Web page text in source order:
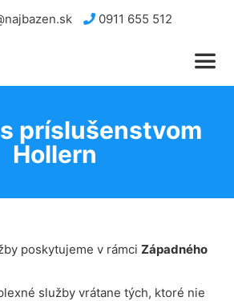
0911 655 512
príslušenstvom
Hollern
poskytujeme v rámci Západného
služby vrátane tých, ktoré nie